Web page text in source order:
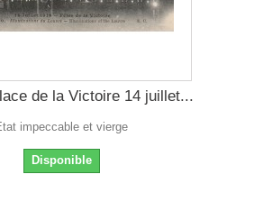
de la Victoire 14 juillet...
impeccable et vierge
Disponible